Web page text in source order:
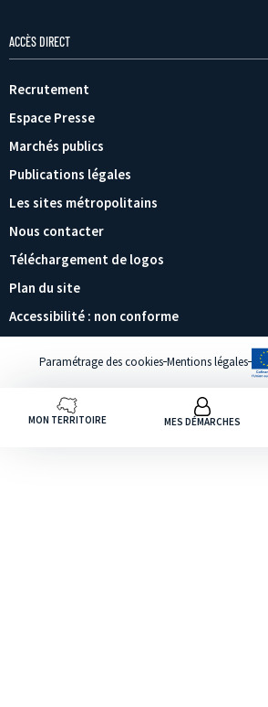
ACCÈS DIRECT
Recrutement
Espace Presse
Marchés publics
Publications légales
Les sites métropolitains
Nous contacter
Téléchargement de logos
Plan du site
Accessibilité : non conforme
Paramétrage des cookies Mentions légales
MON TERRITOIRE MES DÉMARCHES